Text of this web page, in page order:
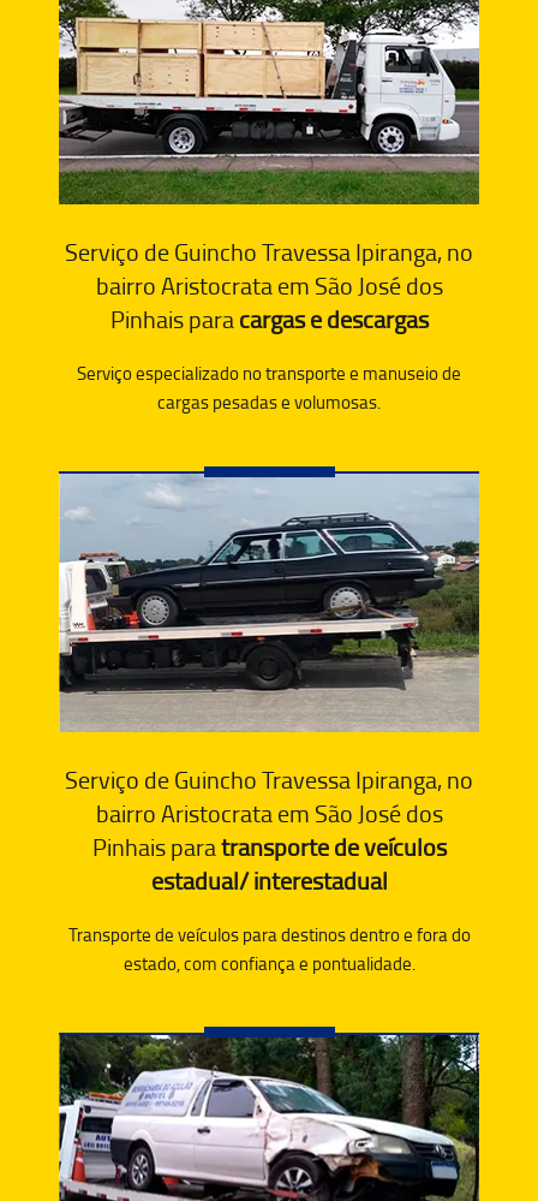
Serviço de Guincho Travessa Ipiranga, no
bairro Aristocrata em São José dos
Pinhais paracargas e descargas
Serviço especializado no transporte e manuseio de
cargas pesadas e volumosas.
Serviço de Guincho Travessa Ipiranga, no
bairro Aristocrata em São José dos
Pinhais paratransporte de veículos
estadual/ interestadual
Transporte de veículos para destinos dentro e fora do
estado, com confiança e pontualidade.